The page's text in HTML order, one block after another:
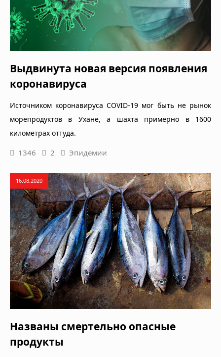
Выдвинута новая версия появления
коронавируса
Источником коронавируса COVID-19 мог быть не рынок
морепродуктов в Ухане, а шахта примерно в 1600
километрах оттуда.
1346 2 Эпидемии
16.08.2020
Названы смертельно опасные
продукты